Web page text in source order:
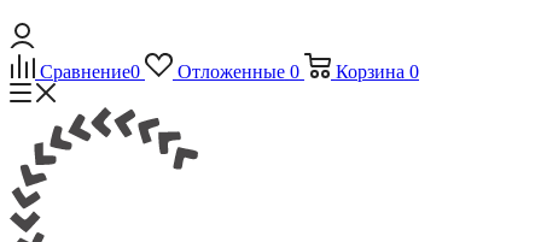
Сравнение0 Отложенные 0 Корзина 0